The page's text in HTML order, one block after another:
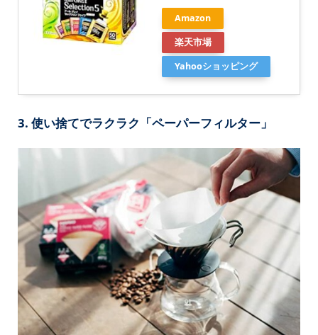
Amazon
楽天市場
Yahooショッピング
3. 使い捨てでラクラク「ペーパーフィルター」